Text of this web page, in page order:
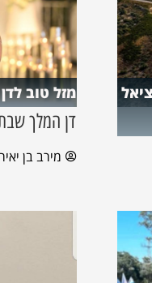
מזל טוב לדן
דן המלך
מירב בן יאיר